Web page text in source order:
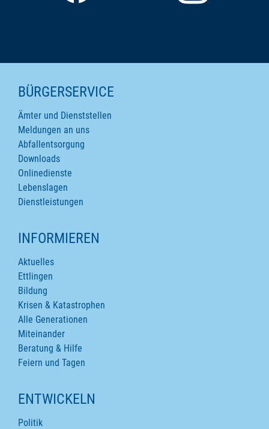
SEITENINHALTE
BÜRGERSERVICE
Ämter und Dienststellen
Meldungen an uns
Abfallentsorgung
Downloads
Onlinedienste
Lebenslagen
Dienstleistungen
INFORMIEREN
Aktuelles
Ettlingen
Bildung
Krisen & Katastrophen
Alle Generationen
Miteinander
Beratung & Hilfe
Feiern und Tagen
ENTWICKELN
Politik